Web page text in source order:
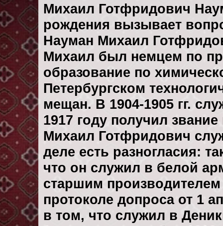
Михаил Готфридович
рождения вызывает
Науман Михаил
Михаил был немцем по
образование по
Петербургском
мещан. В 1904-1905 гг.
1917 году получил
Михаил Готфридович
деле есть разногласия:
что он служил в белой
старшим
протоколе допроса от 1
в том, что служил в